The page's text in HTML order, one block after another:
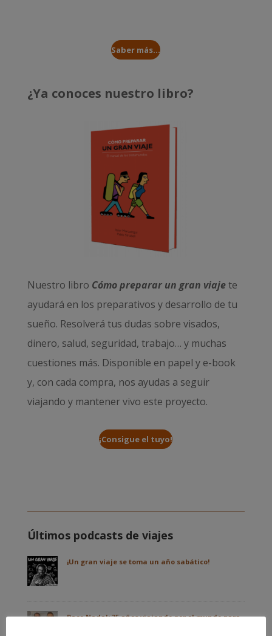
Saber más...
¿Ya conoces nuestro libro?
Nuestro libro Cómo preparar un gran viajete
ayudará en los preparativos y desarrollo de tu
sueño. Resolverá tus dudas sobre visados,
dinero, salud, seguridad, trabajo… y muchas
cuestiones más. Disponible en papel y e-book
y, con cada compra, nos ayudas a seguir
viajando y mantener vivo este proyecto.
¡Consigue el tuyo!
Últimos podcasts de viajes
¡Un gran viaje se toma un año sabático!
Paco Nadal: 35 años viajando por el mundo para